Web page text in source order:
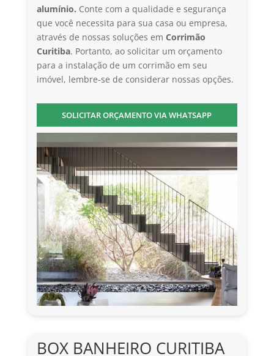
alumínio. Conte com a qualidade e segurança
que você necessita para sua casa ou empresa,
através de nossas soluções em Corrimão
Curitiba. Portanto, ao solicitar um orçamento
para a instalação de um corrimão em seu
imóvel, lembre-se de considerar nossas opções.
SOLICITAR ORÇAMENTO VIA WHATSAPP
BOX BANHEIRO CURITIBA